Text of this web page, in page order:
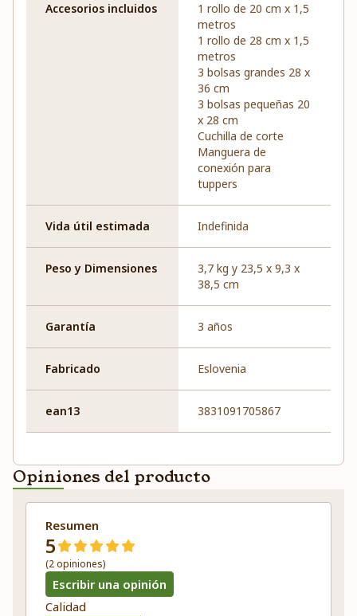
Accesorios incluidos
1 rollo de 20 cm x 1,5
metros
1 rollo de 28 cm x 1,5
metros
3 bolsas grandes 28 x
36 cm
3 bolsas pequeñas 20
x 28 cm
Cuchilla de corte
Manguera de
conexión para
tuppers
Vida útil estimada Indefinida
Peso y Dimensiones
3,7 kg y 23,5 x 9,3 x
38,5 cm
Garantía 3 años
Fabricado Eslovenia
ean13 3831091705867
Opiniones del producto
Resumen
5
(2 opiniones)
Escribir una opinión
Calidad